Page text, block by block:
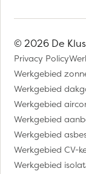
© 2026 De
Privacy Policy
Werkgebied
Werkgebied
Werkgebied
Werkgebied
Werkgebied
Werkgebied CV-
Werkgebied